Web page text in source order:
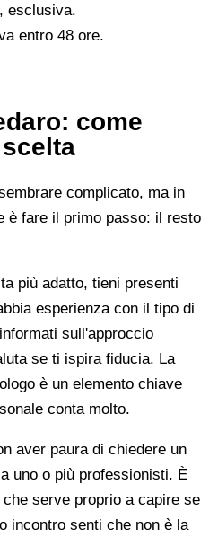
esclusiva.
entro 48 ore.
come
complicato, ma in
è fare il primo passo: il resto
più adatto, tieni presenti
esperienza con il tipo di
sull'approccio
se ti ispira fiducia. La
è un elemento chiave
conta molto.
aver paura di chiedere un
uno o più professionisti. È
serve proprio a capire se
incontro senti che non è la